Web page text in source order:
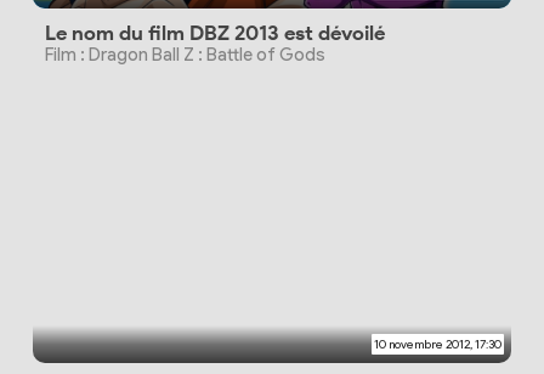
Le nom du film DBZ 2013 est dévoilé
Film : Dragon Ball Z : Battle of Gods
10 novembre 2012, 17:30